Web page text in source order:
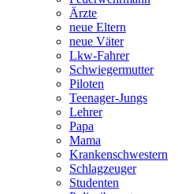
Ärzte
neue Eltern
neue Väter
Lkw-Fahrer
Schwiegermutter
Piloten
Teenager-Jungs
Lehrer
Papa
Mama
Krankenschwestern
Schlagzeuger
Studenten